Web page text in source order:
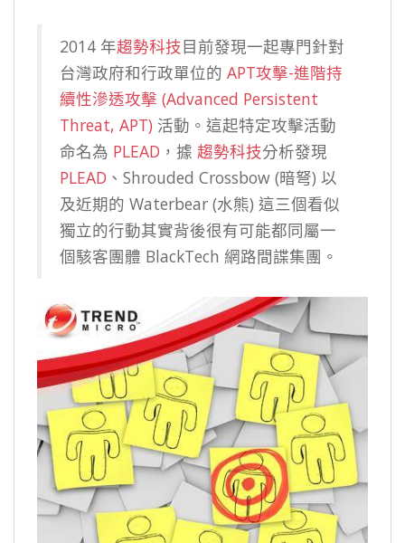
2014 年趨勢科技目前發現一起專門針對
台灣政府和行政單位的 APT攻擊-進階持
續性滲透攻擊 (Advanced Persistent
Threat, APT) 活動。這起特定攻擊活動
命名為 PLEAD ，據 趨勢科技分析發現
PLEAD 、Shrouded Crossbow (暗弩) 以
及近期的 Waterbear (水熊) 這三個看似
獨立的行動其實背後很有可能都同屬一
個駭客團體 BlackTech 網路間諜集團。